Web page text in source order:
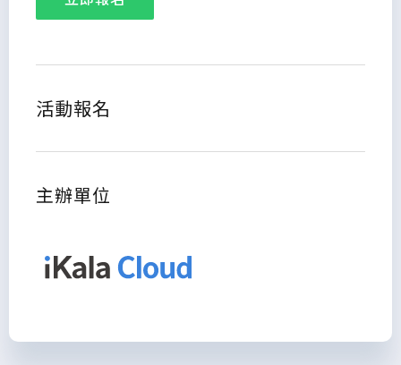
活動報名
主辦單位